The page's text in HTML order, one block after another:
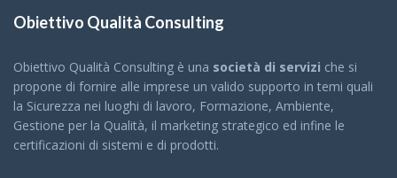
Obiettivo Qualità Consulting
Obiettivo Qualità Consulting è una società di servizi che si
propone di fornire alle imprese un valido supporto in temi quali
la Sicurezza nei luoghi di lavoro, Formazione, Ambiente,
Gestione per la Qualità, il marketing strategico ed infine le
certificazioni di sistemi e di prodotti.